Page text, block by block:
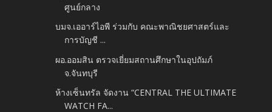
ศูนย์กลาง
บมจ.เออาร์ไอพี ร่วมกับ คณะพาณิชยศาสตร์และ
การบัญชี ...
ผอ.ออมสิน ตรวจเยี่ยมสถานศึกษาในอุปถัมภ์
จ.จันทบุรี
ห้างเซ็นทรัล จัดงาน “CENTRAL THE ULTIMATE
WATCH FA...